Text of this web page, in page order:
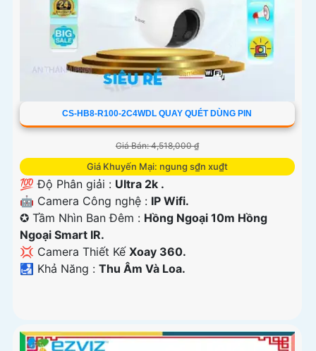
CS-HB8-R100-2C4WDL QUAY QUÉT DÙNG PIN
Giá Bán: 4,518,000 ₫
Giá Khuyến Mại: ngung s₫n xu₫t
💯 Độ Phân giải : Ultra 2k .
🤖️ Camera Công nghệ : IP Wifi.
✪ Tầm Nhìn Ban Đêm : Hồng Ngoại 10m Hồng
Ngoại Smart IR.
💢 Camera Thiết Kế Xoay 360.
️🛃 Khả Năng : Thu Âm Và Loa.